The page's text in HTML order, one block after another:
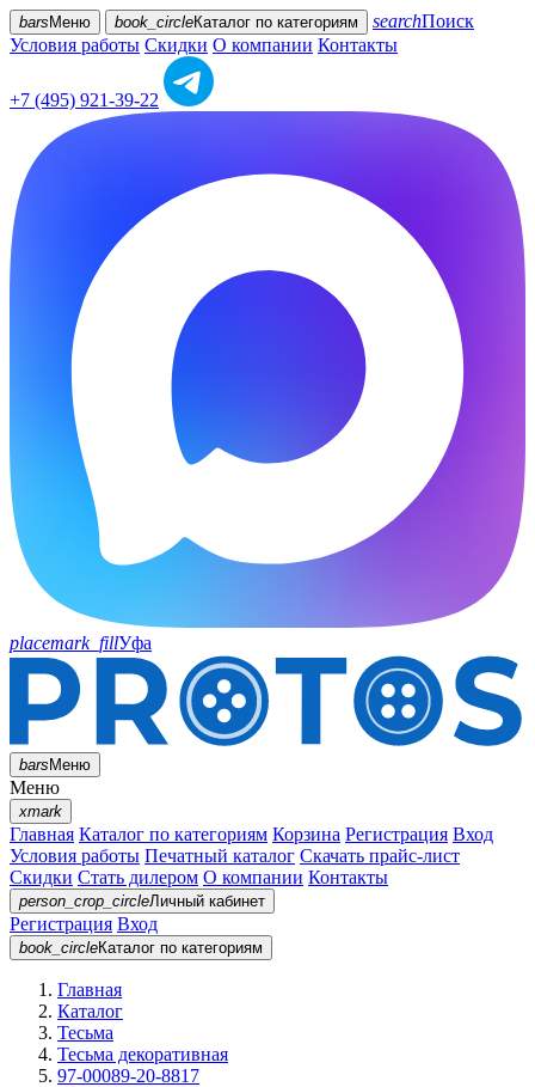
bars Меню book_circleКаталог по категориям searchПоиск
Условия работы Скидки О компании Контакты
+7 (495) 921-39-22
placemark_fillУфа
barsМеню
Меню
xmark
Главная Каталог по категориям Корзина Регистрация Вход
Условия работы Печатный каталог Скачать прайс-лист
Скидки Стать дилером О компании Контакты
person_crop_circleЛичный кабинет
Регистрация Вход
book_circleКаталог по категориям
Главная
Каталог
Тесьма
Тесьма декоративная
97-00089-20-8817